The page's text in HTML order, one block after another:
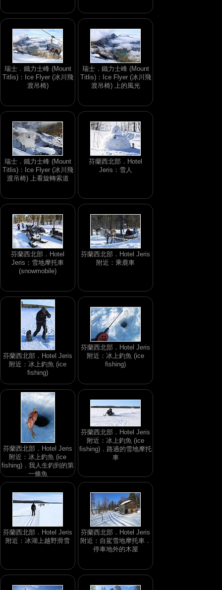
瑞士．鐵力士峰 (Mount
Titlis)：Ice Flyer (冰川飛
渡吊椅)
瑞士．鐵力士峰 (Mount
Titlis)：Ice Flyer (冰川飛
渡吊椅) 上的風光
瑞士．鐵力士峰 (Mount
Titlis)：Ice Flyer (冰川飛
渡吊椅) 上看旋轉索道
芬蘭西北部．Hotel
Jeris：雪人
芬蘭西北部．Hotel
Jeris：雪地摩托車
(snowmobile)
芬蘭西北部．Hotel Jeris
附近：乘鹿車
芬蘭西北部．Hotel Jeris
附近：冰上釣魚 (ice
fishing)
芬蘭西北部．Hotel Jeris
附近：冰上釣魚 (ice
fishing)
芬蘭西北部．Hotel Jeris
附近：冰上釣魚 (ice
fishing)．我人生釣到的第
一條魚
芬蘭西北部．Hotel Jeris
附近：冰上釣魚 (ice
fishing)．路過的雪地摩托
車
芬蘭西北部．Hotel Jeris
附近：冰湖上越野滑雪
芬蘭西北部．Hotel Jeris
附近：自駕雪地摩托車．
停車地外的木屋